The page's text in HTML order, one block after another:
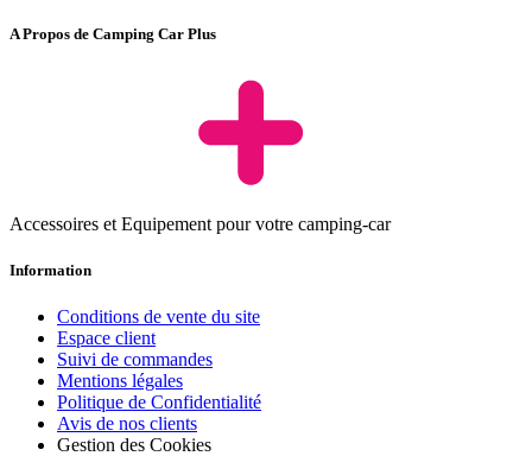
A Propos de Camping Car Plus
Accessoires et Equipement pour votre camping-car
Information
Conditions de vente du site
Espace client
Suivi de commandes
Mentions légales
Politique de Confidentialité
Avis de nos clients
Gestion des Cookies